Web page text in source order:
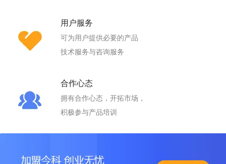
用户服务
可为用户提供必要的产品
技术服务与咨询服务
合作心态
拥有合作心态，开拓市场，
积极参与产品培训